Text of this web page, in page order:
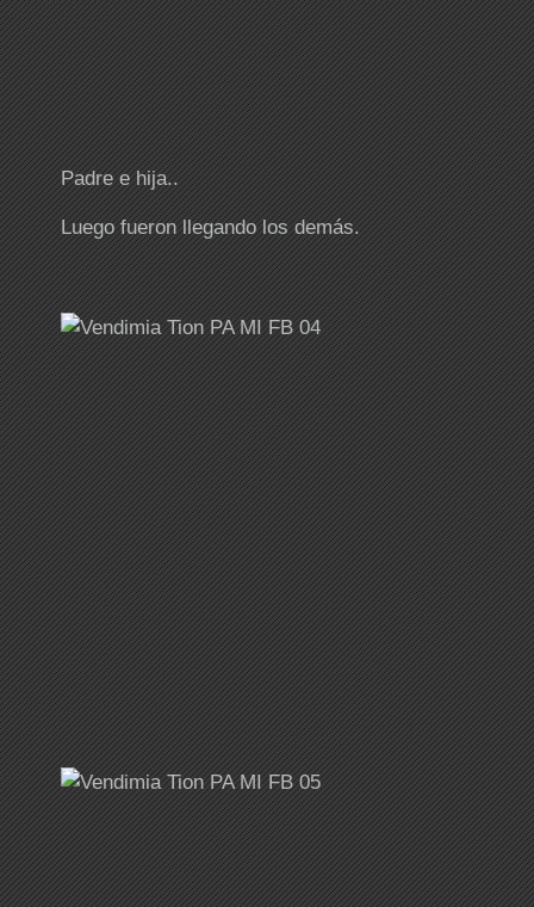
Padre e hija..
Luego fueron llegando los demás.